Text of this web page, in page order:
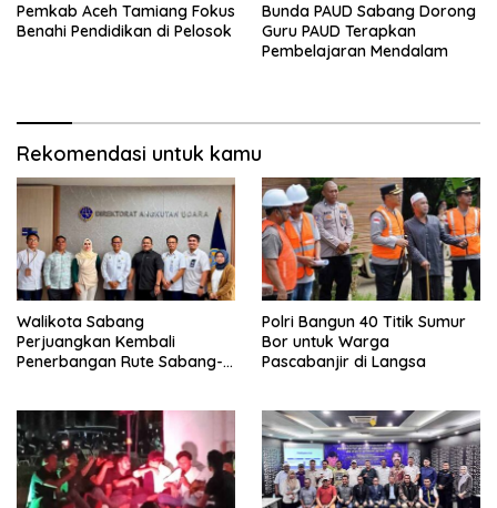
Pemkab Aceh Tamiang Fokus
Benahi Pendidikan di Pelosok
Bunda PAUD Sabang Dorong
Guru PAUD Terapkan
Pembelajaran Mendalam
Rekomendasi untuk kamu
Walikota Sabang
Perjuangkan Kembali
Penerbangan Rute Sabang-
Polri Bangun 40 Titik Sumur
Bor untuk Warga
Pascabanjir di Langsa